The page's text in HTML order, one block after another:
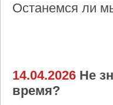
Останемся ли
14.04.2026 Не
время?